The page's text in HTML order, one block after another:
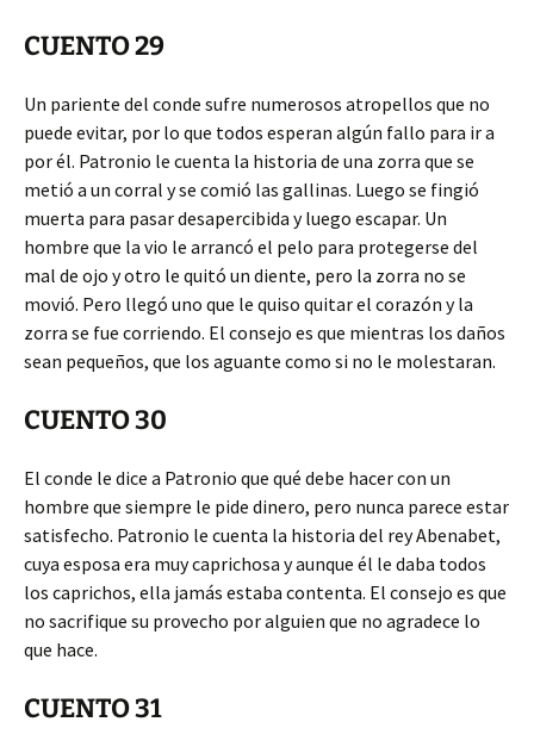
CUENTO 29
Un pariente del conde sufre numerosos atropellos que no
puede evitar, por lo que todos esperan algún fallo para ir a
por él. Patronio le cuenta la historia de una zorra que se
metió a un corral y se comió las gallinas. Luego se fingió
muerta para pasar desapercibida y luego escapar. Un
hombre que la vio le arrancó el pelo para protegerse del
mal de ojo y otro le quitó un diente, pero la zorra no se
movió. Pero llegó uno que le quiso quitar el corazón y la
zorra se fue corriendo. El consejo es que mientras los daños
sean pequeños, que los aguante como si no le molestaran.
CUENTO 30
El conde le dice a Patronio que qué debe hacer con un
hombre que siempre le pide dinero, pero nunca parece estar
satisfecho. Patronio le cuenta la historia del rey Abenabet,
cuya esposa era muy caprichosa y aunque él le daba todos
los caprichos, ella jamás estaba contenta. El consejo es que
no sacrifique su provecho por alguien que no agradece lo
que hace.
CUENTO 31